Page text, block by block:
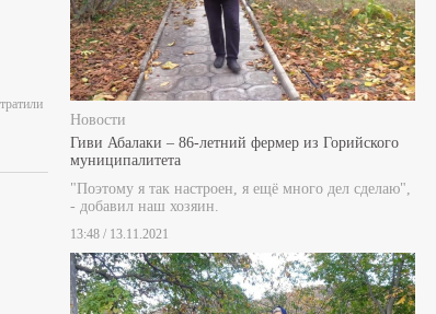
Новости
Гиви Абалаки – 86-летний фермер из Горийского
муниципалитета
"Поэтому я так настроен, я ещё много дел сделаю",
- добавил наш хозяин.
13:48 / 13.11.2021